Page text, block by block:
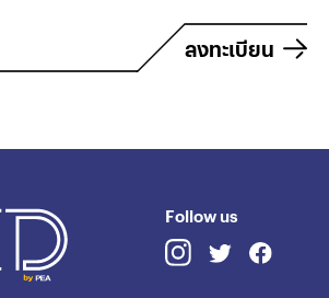
ลงทะเบียน
Follow us